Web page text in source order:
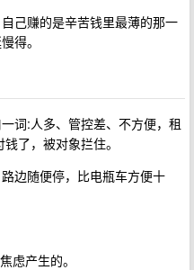
己赚的是辛苦钱里最薄的那一
得。
词:人多、管控差、不方便，租
了，被对象拦住。
边随便停，比电瓶车方便十
虑产生的。